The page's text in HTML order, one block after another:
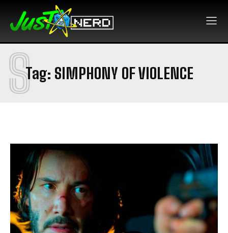
Tag: SIMPHONY OF VIOLENCE
S